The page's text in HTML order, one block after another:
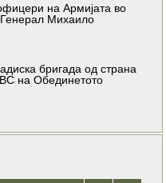
на Армијата во
Михаило
бригада од страна
на Обединетото